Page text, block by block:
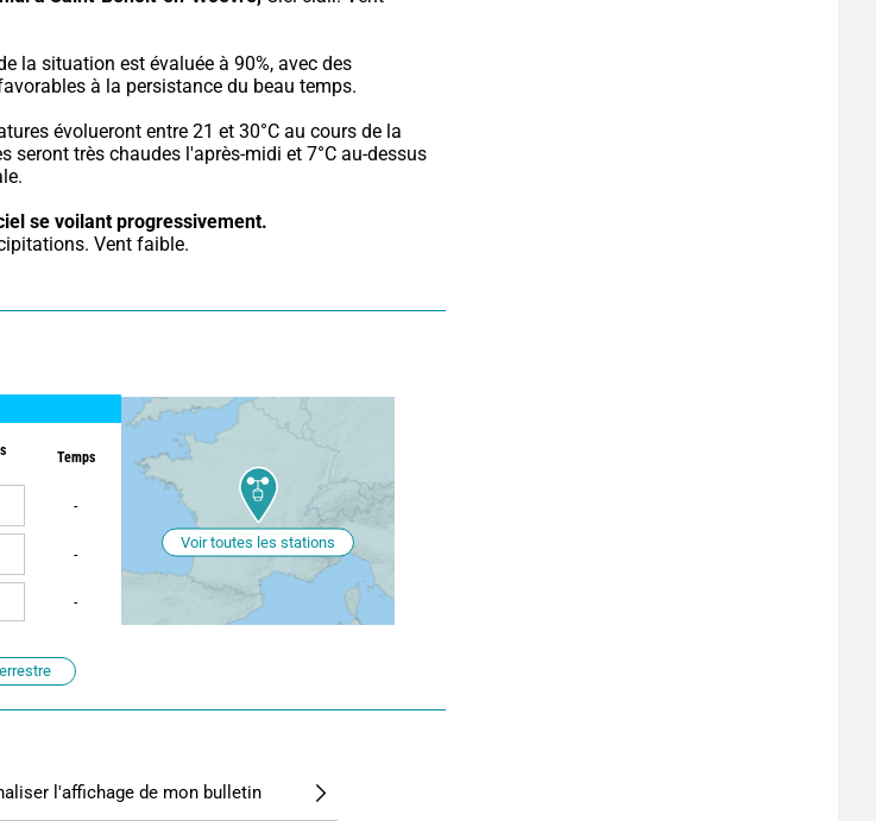
la situation est évaluée à 90%, avec des
à la persistance du beau temps.
évolueront entre 21 et 30°C au cours de la
seront très chaudes l'après-midi et 7°C au-dessus
se voilant progressivement.
Vent faible.
Temps
-
-
-
Voir toutes les stations
l'affichage de mon bulletin